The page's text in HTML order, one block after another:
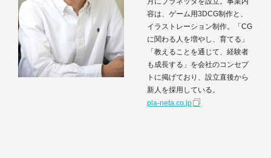
容は、ゲーム用3DCG制作と、
イラストレーション制作。「CG
に関わる人を増やし、育てる」
「教えることを通じて、経験者
も成長する」を会社のコンセプ
トに掲げており、設立直後から
新人を採用している。
pla-neta.co.jp